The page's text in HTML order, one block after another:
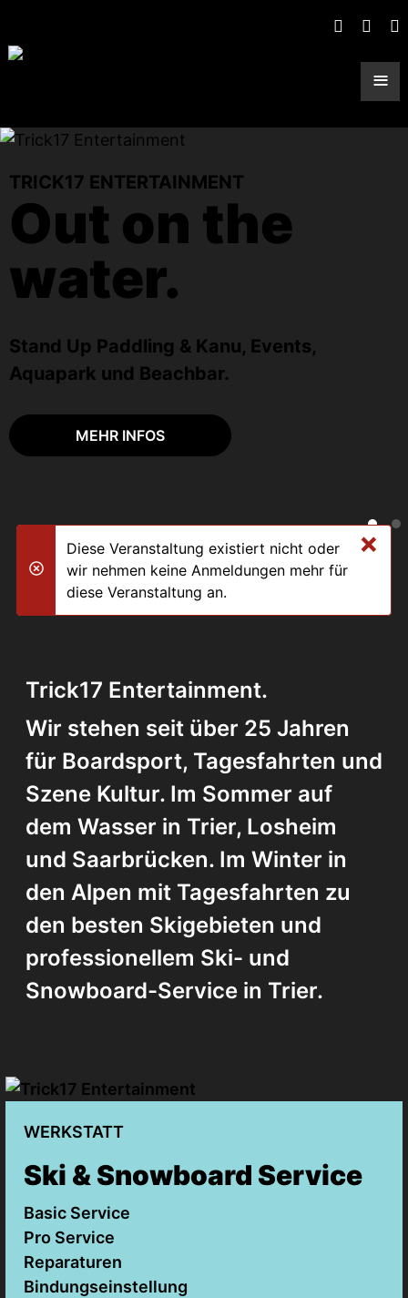
≡
TRICK17 ENTERTAINMENT
Out on the
water.
Stand Up Paddling & Kanu, Events,
Aquapark und Beachbar.
MEHR INFOS
×
danger
Diese Veranstaltung existiert nicht oder
wir nehmen keine Anmeldungen mehr für
diese Veranstaltung an.
Trick17 Entertainment.
Wir stehen seit über 25 Jahren
für Boardsport, Tagesfahrten und
Szene Kultur. Im Sommer auf
dem Wasser in Trier, Losheim
und Saarbrücken. Im Winter in
den Alpen mit Tagesfahrten zu
den besten Skigebieten und
professionellem Ski- und
Snowboard-Service in Trier.
WERKSTATT
Ski & Snowboard Service
Basic Service
Pro Service
Reparaturen
Bindungseinstellung